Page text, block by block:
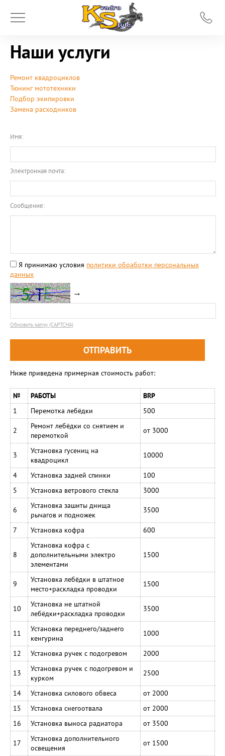
Наши услуги
Ремонт квадроциклов
Тюнинг мототехники
Подбор экипировки
Замена расходников
Имя:
Электронная почта:
Сообщение:
Я принимаю условия политики обработки персональных
данных
→
Обновить капчу (CAPTCHA)
Ниже приведена примерная стоимость работ:
№ РАБОТЫ
BRP
1
Перемотка лебёдки 500
2
Ремонт лебёдки со снятием и
перемоткой
от 3000
3
Установка гусениц на
квадроцикл
10000
4 Установка задней спинки
100
5
Установка ветрового стекла 3000
6
Установка зашиты днища
рычагов и подножек
3500
7 Установка кофра 600
8
Установка кофра с
дополнительными электро
элементами
1500
9
Установка лебёдки в штатное
место+раскладка проводки
1500
10
Установка не штатной
лебёдки+раскладка проводки
3500
11
Установка переднего/заднего
кенгурина
1000
12 Установка ручек с подогревом 2000
13
Установка ручек с подогревом и
курком
2500
14 Установка силового обвеса
от 2000
15
Установка снегоотвала
от 2000
16
Установка выноса радиатора от 3500
17
Установка дополнительного
освещения
от 1500